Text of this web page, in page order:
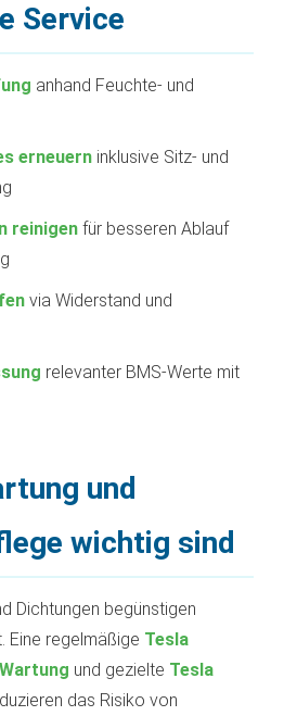
Service
anhand Feuchte- und
erneuern inklusive Sitz- und
reinigen für besseren Ablauf
via Widerstand und
relevanter BMS-Werte mit
und
wichtig sind
Dichtungen begünstigen
Eine regelmäßige Tesla
und gezielte Tesla
das Risiko von